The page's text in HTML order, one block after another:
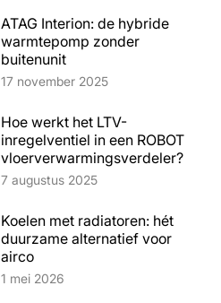
ATAG Interion: de hybride
warmtepomp zonder
buitenunit
Lees artikel
17 november 2025
Hoe werkt het LTV-
inregelventiel in een ROBOT
vloerverwarmingsverdeler?
Lees artikel
7 augustus 2025
Koelen met radiatoren: hét
duurzame alternatief voor
aircoLees artikel
1 mei 2026